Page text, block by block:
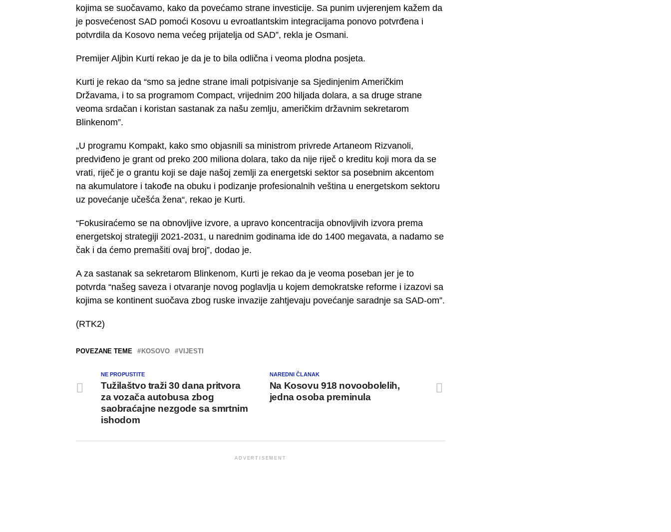
kojima se suočavamo, kako da povećamo strane investicije. Sa punim uvjerenjem kažem da
je posvećenost SAD pomoći Kosovu u evroatlantskim integracijama ponovo potvrđena i
potvrdila da Kosovo nema većeg prijatelja od SAD”, rekla je Osmani.
Premijer Aljbin Kurti rekao je da je to bila odlična i veoma plodna posjeta.
Kurti je rekao da “smo sa jedne strane imali potpisivanje sa Sjedinjenim Američkim
Državama, i to sa programom Compact, vrijednim 200 hiljada dolara, a sa druge strane
veoma srdačan i koristan sastanak za našu zemlju, američkim državnim sekretarom
Blinkenom”.
„U programu Kompakt, kako smo objasnili sa ministrom privrede Artaneom Rizvanoli,
predviđeno je grant od preko 200 miliona dolara, tako da nije riječ o kreditu koji mora da se
vrati, riječ je o grantu koji se daje našoj zemlji za energetski sektor sa posebnim akcentom
na akumulatore i takođe na obuku i podizanje profesionalnih veština u energetskom sektoru
uz povećanje učešća žena“, rekao je Kurti.
“Fokusiraćemo se na obnovljive izvore, a upravo koncentracija obnovljivih izvora prema
energetskoj strategiji 2021-2031, u narednim godinama ide do 1400 megavata, a nadamo se
čak i da ćemo premašiti ovaj broj”, dodao je.
A za sastanak sa sekretarom Blinkenom, Kurti je rekao da je veoma poseban jer je to
potvrda “našeg saveza i otvaranje novog poglavlja u kojem demokratske reforme i izazovi sa
kojima se kontinent suočava zbog ruske invazije zahtjevaju povećanje saradnje sa SAD-om”.
(RTK2)
POVEZANE TEME KOSOVO VIJESTI
NAREDNI ČLANAK
Na Kosovu 918 novoobolelih,
jedna osoba preminula
NE PROPUSTITE
Tužilaštvo traži 30 dana pritvora
za vozača autobusa zbog
saobraćajne nezgode sa smrtnim
ishodom
ADVERTISEMENT